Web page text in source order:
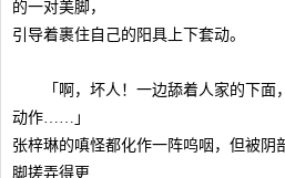
的一对美脚，
引导着裹住自己的阳具上下套动。
「啊，坏人！一边舔着人家的下面
动作……」
张梓琳的嗔怪都化作一阵呜咽，但被阴
脚搓弄得更